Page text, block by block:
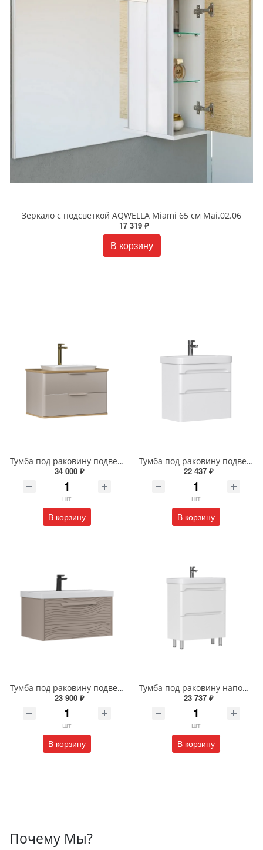
Зеркало с подсветкой AQWELLA Miami 65 см Mai.02.06
17 319 ₽
В корзину
Тумба под раковину подвесная EQUIL Десерт 80.2Я/Desert 80.2Y с ручками в цвет амарок tpDSRT80.2Y-25R амарок/дуб
34 000 ₽
шт
В корзину
Тумба под раковину подвесная EQUIL Найс 70 см tpNICE70.2Y-05 белая
22 437 ₽
шт
В корзину
Тумба под раковину подвесная EQUIL Глеам 80.1Я/Gleam 80.1Y амарок/дуб вотан tpGLEAM80.1Y-25
23 900 ₽
шт
В корзину
Тумба под раковину напольная EQUIL Найс 60 см tnNICE60.2Y-05 белая
23 737 ₽
шт
В корзину
Почему Мы?